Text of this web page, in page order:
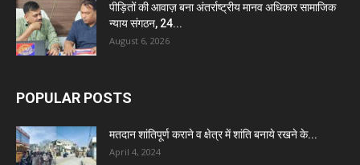
पीड़ितों की आवाज़ बना अंतर्राष्ट्रीय मानव अधिकार सामाजिक
न्याय संगठन, 24...
August 6, 2026
POPULAR POSTS
मतदान शांतिपूर्ण कराने व क्षेत्र में शांति बनाये रखने के...
April 4, 2024